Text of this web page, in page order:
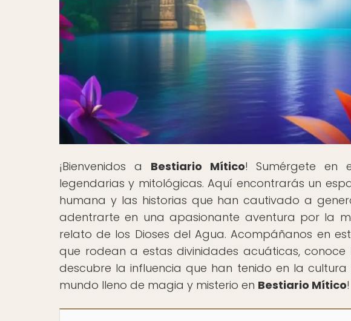
¡Bienvenidos a Bestiario Mítico! Sumérgete en
legendarias y mitológicas. Aquí encontrarás un
humana y las historias que han cautivado a
adentrarte en una apasionante aventura por la
relato de los Dioses del Agua. Acompáñanos en
que rodean a estas divinidades acuáticas,
descubre la influencia que han tenido en la cultura
mundo lleno de magia y misterio en Bestiario Mítico!